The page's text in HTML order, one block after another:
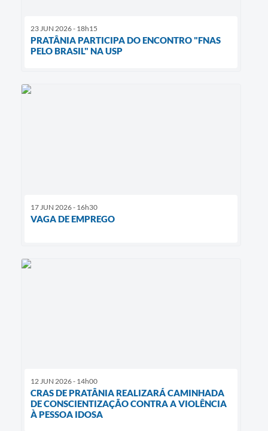
23 JUN 2026 - 18h15
PRATÂNIA PARTICIPA DO ENCONTRO "FNAS
PELO BRASIL" NA USP
17 JUN 2026 - 16h30
VAGA DE EMPREGO
12 JUN 2026 - 14h00
CRAS DE PRATÂNIA REALIZARÁ CAMINHADA
DE CONSCIENTIZAÇÃO CONTRA A VIOLÊNCIA
À PESSOA IDOSA